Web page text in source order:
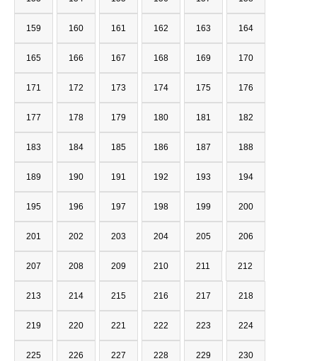
159 160 161 162 163 164
165 166 167 168 169 170
171 172 173 174 175 176
177 178 179 180 181 182
183 184 185 186 187 188
189 190 191 192 193 194
195 196 197 198 199 200
201 202 203 204 205 206
207 208 209 210 211 212
213 214 215 216 217 218
219 220 221 222 223 224
225 226 227 228 229 230